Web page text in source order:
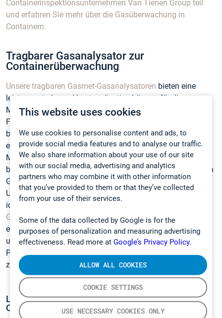
This website uses cookies
We use cookies to personalise content and ads, to
provide social media features and to analyse our traffic.
We also share information about your use of our site
with our social media, advertising and analytics
partners who may combine it with other information
that you’ve provided to them or that they’ve collected
from your use of their services.
Some of the data collected by Google is for the
purposes of personalization and measuring advertising
effectiveness. Read more at Google’s Privacy Policy.
COOKIE SETTINGS
USE NECESSARY COOKIES ONLY
ALLOW ALL COOKIES
Containerinspektionsunternehmen Van Tienen Group teil
und erfahren Sie mehr über die Gasüberwachung in
Containern.
Tragbarer Gasanalysator zur
Containerüberwachung
Unsere tragbaren Gasmet-Gasanalysatoren bieten eine
leistungsstarke und kostengünstige Lösung für die
Messung von Gasen in Schiffscontainern. Der Einsatz der
FTIR-Technologie ermöglicht die Messung einer
beispiellosen Anzahl an verschiedenen Gasen, welches zu
einer verbesserten Sicherheit der Angestellten führt. Die
Möglichkeit, 50 Komponenten gleichzeitig zu messen,
bedeutet, dass die Probe speziell auf die jeweils wichtigsten
Gase hin untersucht werden kann, und im Falle, dass etwas
Unerwartetes gefunden werden sollte, stellt die FTIR das
ideale Werkzeug zur Identifizierung dieses Gases dar. Unser
GT5000 Terraist langlebig, liefert schnelle Ergebnisse,
erfordert keine Kalibriergase (außer N2für Nullmessungen)
und benötigt keine weiteren Verbrauchsmaterialien für die
Probenahme, wodurch die Betriebskosten für diese Lösung
zudem außergewöhnlich niedrig sind.
LEITFADEN FÜR DIE GASÜBERWACHUNG VON
CONTAINERN